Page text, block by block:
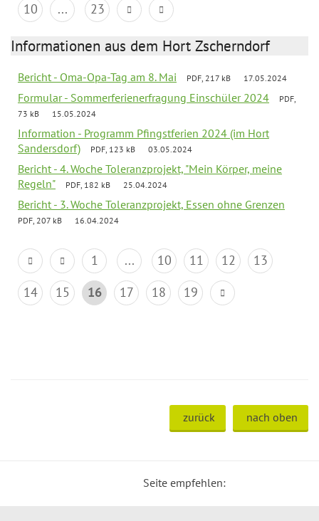
10
... 23
Informationen aus dem Hort Zscherndorf
Bericht - Oma-Opa-Tag am 8. Mai PDF, 217 kB 17.05.2024
Formular - Sommerferienerfragung Einschüler 2024
PDF,
73 kB
15.05.2024
Information - Programm Pfingstferien 2024 (im Hort
Sandersdorf)
PDF, 123 kB 03.05.2024
Bericht - 4. Woche Toleranzprojekt, "Mein Körper, meine
Regeln"
PDF, 182 kB 25.04.2024
Bericht - 3. Woche Toleranzprojekt, Essen ohne Grenzen
PDF, 207 kB 16.04.2024
1 ... 10 11 12
13
14
15 16 17 18 19
zurück nach oben
Seite empfehlen: